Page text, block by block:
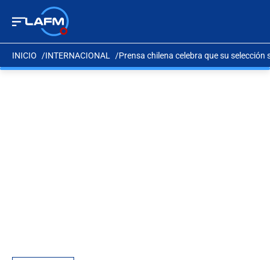
INICIO INTERNACIONAL Prensa chilena celebra que su selección